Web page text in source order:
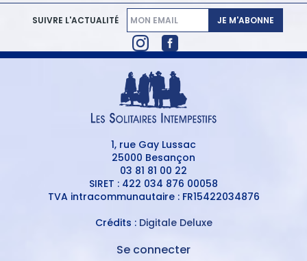
SUIVRE L'ACTUALITÉ JE M'ABONNE
1, rue Gay Lussac
25000 Besançon
03 81 81 00 22
SIRET : 422 034 876 00058
TVA intracommunautaire : FR15422034876
Crédits : Digitale Deluxe
Se connecter